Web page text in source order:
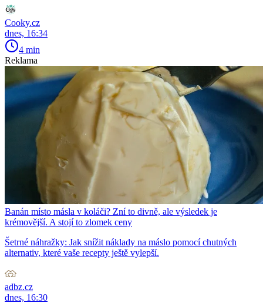
Cooky.cz
dnes, 16:34
4 min
Reklama
Banán místo másla v koláči? Zní to divně, ale výsledek je
krémovější. A stojí to zlomek ceny
Šetrné náhražky: Jak snížit náklady na máslo pomocí chutných
alternativ, které vaše recepty ještě vylepší.
adbz.cz
dnes, 16:30